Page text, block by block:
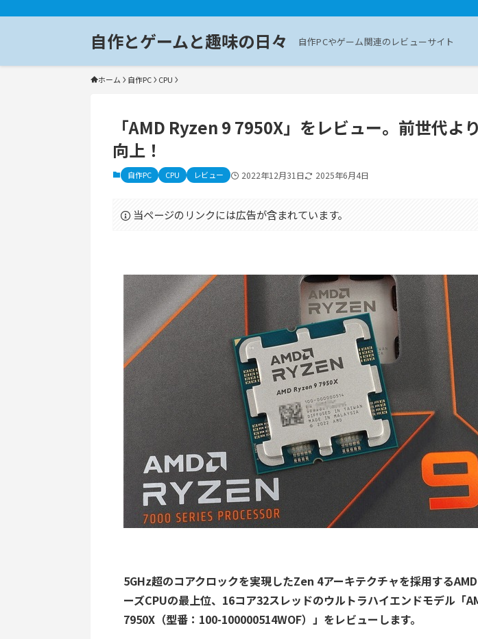
自作とゲームと趣味の日々 自作PCやゲーム関連のレビューサイト
ホーム 自作PC CPU
「AMD Ryzen 9 7950X」をレビュー。前世代よ
向上！
自作PC CPU レビュー 2022年12月31日 2025年6月4日
当ページのリンクには広告が含まれています。
5GHz超のコアクロックを実現したZen 4アーキテクチャを採用する
ーズCPUの最上位、16コア32スレッドのウルトラハイエンドモデル「
7950X（型番：100-100000514WOF）」をレビューします。